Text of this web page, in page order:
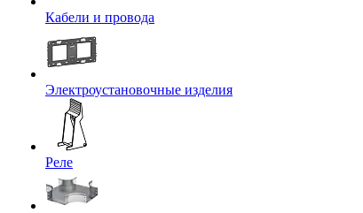
Кабели и провода
Электроустановочные изделия
Реле